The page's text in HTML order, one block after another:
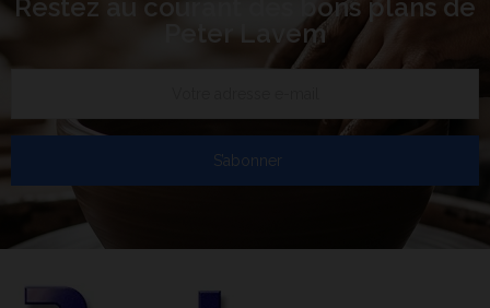
Restez au courant des bons plans de
Peter Lavem
S’abonner